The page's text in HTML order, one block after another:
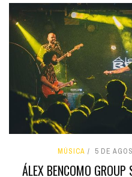
MÚSICA 5 DE
ÁLEX BENCOMO GROUP